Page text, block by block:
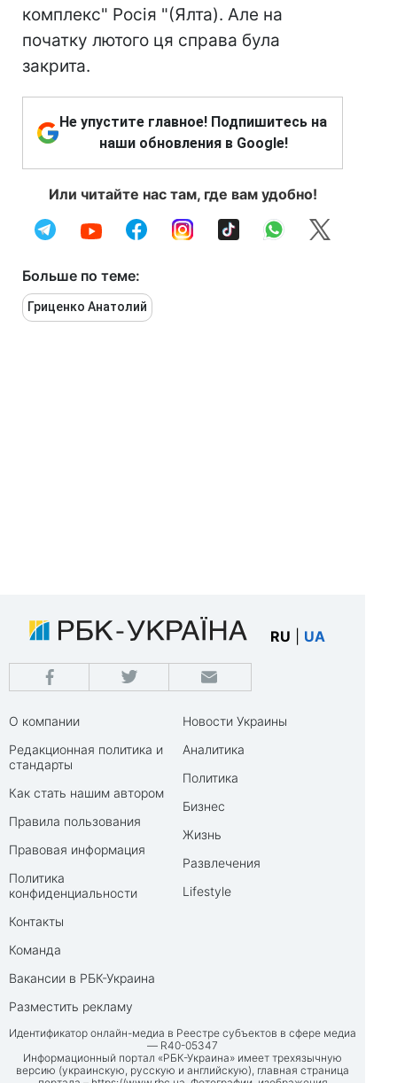
комплекс" Росія "(Ялта). Але на
початку лютого ця справа була
закрита.
Не упустите главное! Подпишитесь на
наши обновления в Google!
Или читайте нас там, где вам удобно!
Больше по теме:
Гриценко Анатолий
RU UA
О компании
Редакционная политика и
стандарты
Как стать нашим автором
Правила пользования
Правовая информация
Политика
конфиденциальности
Контакты
Команда
Вакансии в РБК-Украина
Разместить рекламу
Новости Украины
Аналитика
Политика
Бизнес
Жизнь
Развлечения
Lifestyle
Идентификатор онлайн-медиа в Реестре субъектов в сфере медиа
— R40-05347
Информационный портал «РБК-Украина» имеет трехязычную
версию (украинскую, русскую и английскую), главная страница